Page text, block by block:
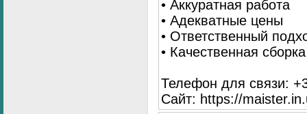
• Аккуратная работа
• Адекватные цены
• Ответственный
• Качественная
Телефон для связи:
Сайт: https://